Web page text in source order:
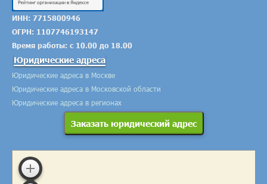
ИНН: 7715800946
ОГРН: 1107746193147
Время работы: с 10.00 до 18.00
Юридические адреса
Юридические адреса в Москве
Юридические адреса в Московской области
Юридические адреса в регионах
Заказать юридический адрес